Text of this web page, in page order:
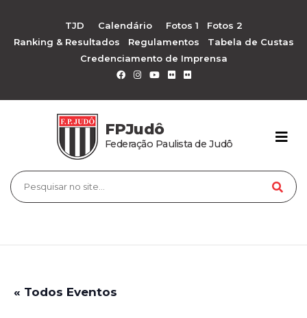
TJD Calendário Fotos 1
Fotos 2
Ranking & Resultados
Regulamentos
Tabela de Custas
Credenciamento de Imprensa
FPJudô
Federação Paulista de Judô
« Todos Eventos